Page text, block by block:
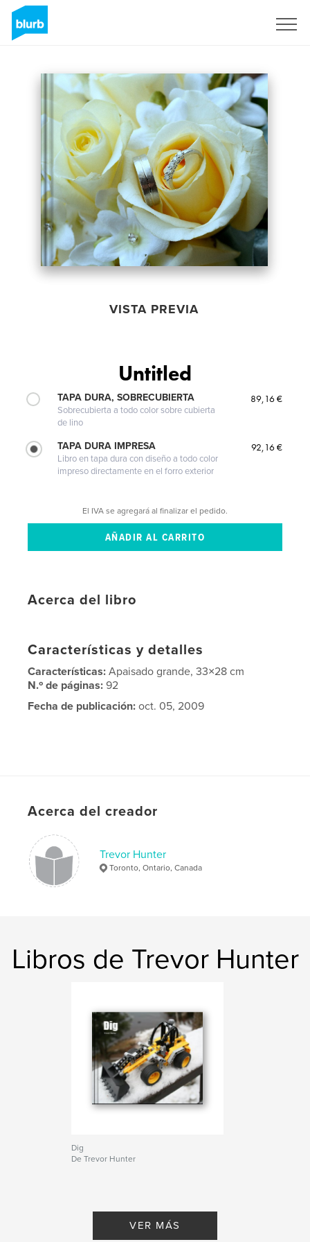
VISTA PREVIA
Untitled
TAPA DURA, SOBRECUBIERTA
Sobrecubierta a todo color sobre cubierta
de lino
89,16 €
TAPA DURA IMPRESA
Libro en tapa dura con diseño a todo color
impreso directamente en el forro exterior
92,16 €
El IVA se agregará al finalizar el pedido.
Acerca del libro
Características y detalles
Características:Apaisado grande, 33×28 cm
N.º de páginas:92
Fecha de publicación: oct. 05, 2009
Acerca del creador
Trevor Hunter
Toronto, Ontario, Canada
Libros de Trevor Hunter
Dig
De Trevor Hunter
VER MÁS